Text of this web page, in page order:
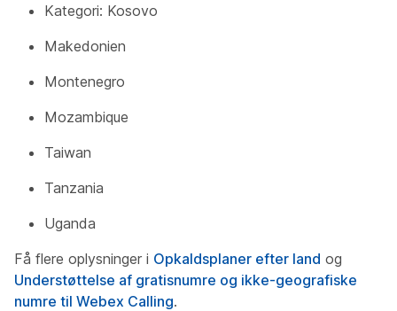
Kategori: Kosovo
Makedonien
Montenegro
Mozambique
Taiwan
Tanzania
Uganda
Få flere oplysninger i Opkaldsplaner efter land og
Understøttelse af gratisnumre og ikke-geografiske
numre til Webex Calling.